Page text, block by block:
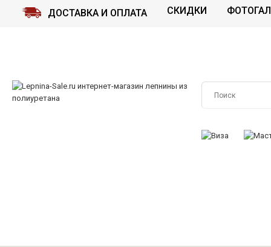
ДОСТАВКА И ОПЛАТА СКИДКИ